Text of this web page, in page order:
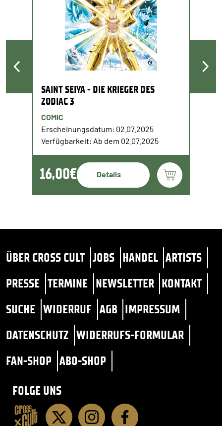
SAINT SEIYA - DIE KRIEGER DES
ZODIAC 3
COMIC
Erscheinungsdatum: 02.07.2025
Verfügbarkeit: Ab dem 02.07.2025
16,00€ Details
ÜBER CROSS CULT JOBS HANDEL ARTISTS
PRESSE TERMINE NEWSLETTER KONTAKT
SUCHE WIDERRUF AGB IMPRESSUM
DATENSCHUTZ WIDERRUFS-FORMULAR
FAN-SHOP ABO-SHOP
FOLGE UNS